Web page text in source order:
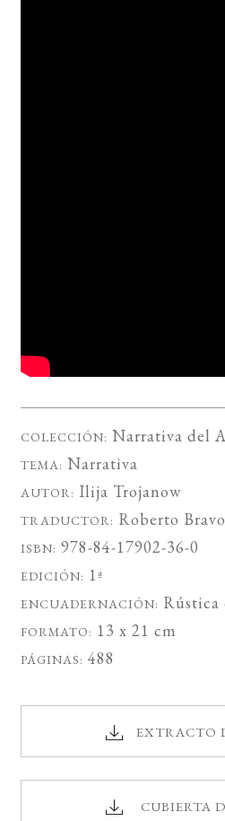
COLECCIÓN: Narrativa del
TEMA: Narrativa
AUTOR: Ilija Trojanow
TRADUCTOR: Roberto
ISBN: 978-84-17902-36-0
EDICIÓN: 1ª
ENCUADERNACIÓN: Rústica
FORMATO: 13 x 21 cm
PÁGINAS: 488
EXTRACTO
CUBIERTA